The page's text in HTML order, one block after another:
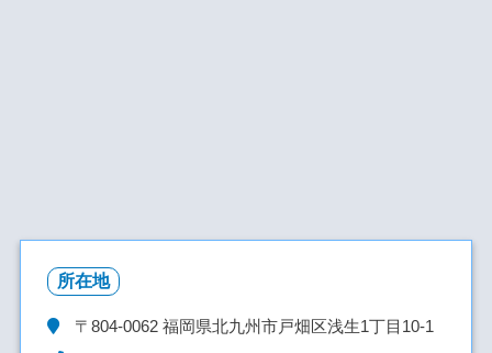
所在地
〒804-0062福岡県北九州市戸畑区浅生1丁目10-1